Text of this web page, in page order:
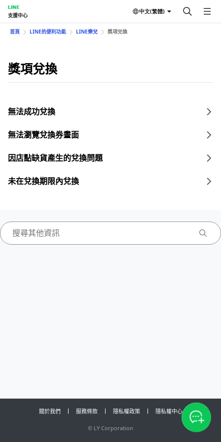
LINE
支援中心
中文(繁體)
首頁 LINE的便利功能 LINE樂兌 獎項兌換
獎項兌換
無法成功兌換
無法瀏覽兌換券畫面
因店點缺貨產生的兌換問題
未在兌換期限內兌換
關於我們 服務條款 隱私權政策 隱私權中心
© LY Corporation